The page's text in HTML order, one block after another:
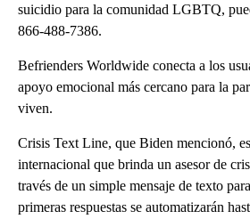
suicidio para la comunidad LGBTQ,
866-488-7386.
Befrienders Worldwide conecta a los
apoyo emocional más cercano para la
viven.
Crisis Text Line, que Biden mencionó,
internacional que brinda un asesor de
través de un simple mensaje de texto
primeras respuestas se automatizarán